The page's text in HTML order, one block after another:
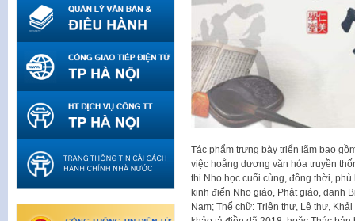
Tác phẩm trưng bày triển lãm bao
việc hoằng dương văn hóa truyền
thi Nho học cuối cùng, đồng thời,
kinh điển Nho giáo, Phật giáo, danh
Nam; Thể chữ: Triện thư, Lệ thư,